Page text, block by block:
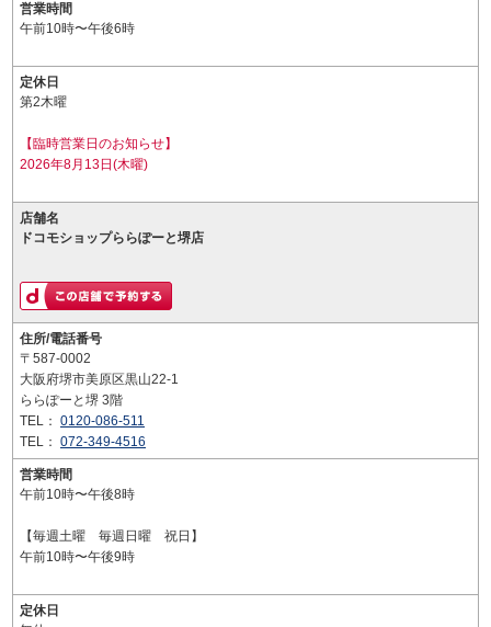
営業時間
午前10時〜午後6時
定休日
第2木曜
【臨時営業日のお知らせ】
2026年8月13日(木曜)
店舗名
ドコモショップららぽーと堺店
住所/電話番号
〒587-0002
大阪府堺市美原区黒山22-1
ららぽーと堺 3階
TEL： 0120-086-511
TEL： 072-349-4516
営業時間
午前10時〜午後8時
【毎週土曜 毎週日曜 祝日】
午前10時〜午後9時
定休日